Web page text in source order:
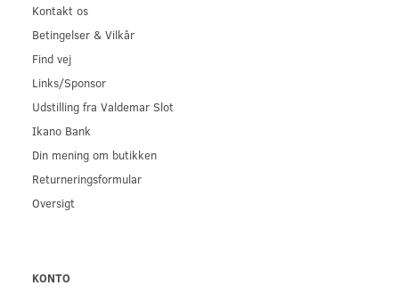
Kontakt os
Betingelser & Vilkår
Find vej
Links/Sponsor
Udstilling fra Valdemar Slot
Ikano Bank
Din mening om butikken
Returneringsformular
Oversigt
KONTO